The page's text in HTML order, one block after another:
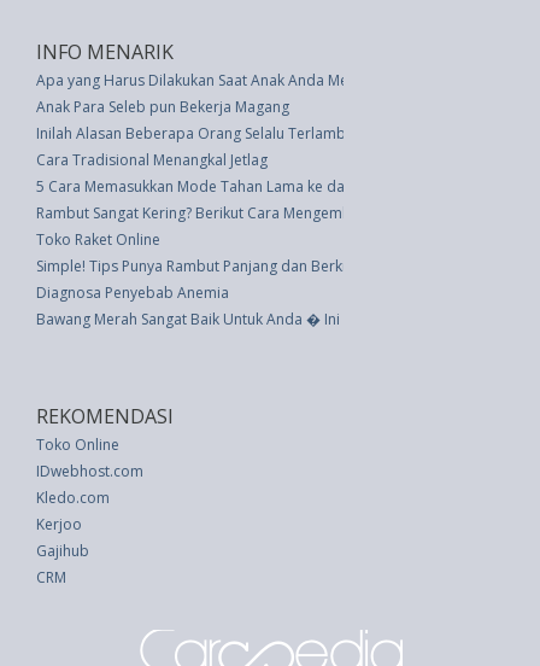
INFO MENARIK
Apa yang Harus Dilakukan Saat Anak Anda Menatap Seseorang dengan
Anak Para Seleb pun Bekerja Magang
Inilah Alasan Beberapa Orang Selalu Terlambat
Cara Tradisional Menangkal Jetlag
5 Cara Memasukkan Mode Tahan Lama ke dalam Lemari Anda
Rambut Sangat Kering? Berikut Cara Mengembalikan Kelembapannya
Toko Raket Online
Simple! Tips Punya Rambut Panjang dan Berkilai
Diagnosa Penyebab Anemia
Bawang Merah Sangat Baik Untuk Anda � Ini 3 Manfaat Sehatnya
REKOMENDASI
Toko Online
IDwebhost.com
Kledo.com
Kerjoo
Gajihub
CRM